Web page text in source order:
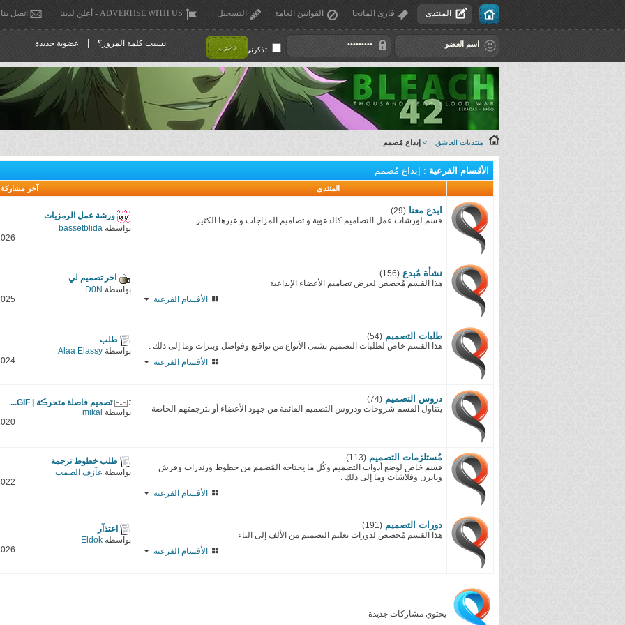
المنتدى قارئ المانجا القوانين العامة التسجيل ADVERTISE WITH US - أعلن لدينا اتصل بنا
تذكرني ! دخول نسيت كلمة المرور؟ عضوية جديدة
منتديات العاشق > إبداع مُصمم
الأقسام الفرعية : إبداع مُصمم
المنتدى آخر مشاركة
ابدع معنا (29)
قسم لورشات عمل التصاميم كالدعوية و تصاميم المزاجات و غيرها الكثير
ورشة عمل الرمزيات
بواسطة bassetblida
نشأة مُبدع (156)
هذا القسم مُخصص لعرض تصاميم الأعضاء الإبداعية
الأقسام الفرعية
اخر تصميم لي
بواسطة D0N
طلبات التصميم (54)
هذا القسم خاص لطلبات التصميم بشتى الأنواع من تواقيع وفواصل وبنرات وما إلى ذلك .
الأقسام الفرعية
طلب
بواسطة Alaa Elassy
دروس التصميم (74)
يتناول القسم شروحات ودروس التصميم القائمة من جهود الأعضاء أو بترجمتهم الخاصة
تَصميم فاصلة متحرڪة | GIF...
بواسطة mikal
مُستلزمات التصميم (113)
قسم خاص لوضع أدوات التصميم وكُل ما يحتاجه المُصمم من خطوط ورندرات وفرش
وباترن وفلاشات وما إلى ذلك .
الأقسام الفرعية
طلب خطوط ترجمة
بواسطة عآزف الصمت
دورات التصميم (191)
هذا القسم مُخصص لدورات تعليم التصميم من الألف إلى الياء
الأقسام الفرعية
اعتذآر
بواسطة Eldok
يحتوي مشاركات جديدة